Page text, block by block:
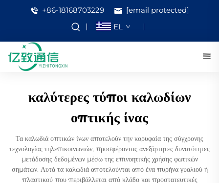
+86-18168703229
[email protected]
EL
καλύτερες τύποι καλωδίων
οπτικής ίνας
Τα καλωδιά οπτικών ίνων αποτελούν την κορυφαία της σύγχρονης
τεχνολογίας τηλεπικοινωνιών, προσφέροντας ανεξάρτητες δυνατότητες
μετάδοσης δεδομένων μέσω της επινοητικής χρήσης φωτικών
σημάτων. Αυτά τα καλωδιά αποτελούνται από ένα πυρήνα γυαλιού ή
πλαστικού που περιβάλλεται από κλάδο και προστατευτικές